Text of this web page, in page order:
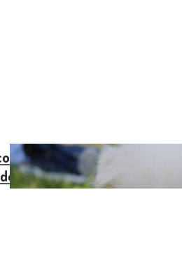
potřebujete vědět o bělostné
a štěstí